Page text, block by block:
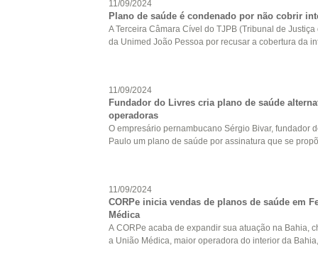
11/09/2024
Plano de saúde é condenado por não cobrir
A Terceira Câmara Cível do TJPB (Tribunal de
da Unimed João Pessoa por recusar a cobertura da
11/09/2024
Fundador do Livres cria plano de saúde
operadoras
O empresário pernambucano Sérgio Bivar, fundador
Paulo um plano de saúde por assinatura que se
11/09/2024
CORPe inicia vendas de planos de saúde em
Médica
A CORPe acaba de expandir sua atuação na Bahia,
a União Médica, maior operadora do interior da